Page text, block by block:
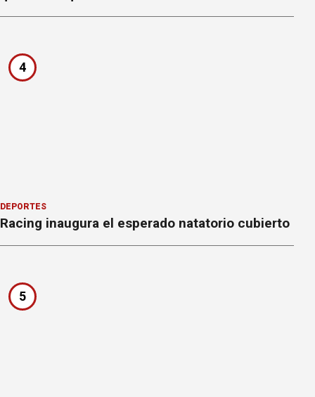
4
DEPORTES
Racing inaugura el esperado natatorio cubierto
5